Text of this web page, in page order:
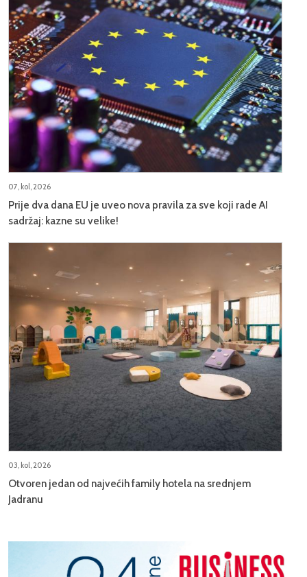
07, kol, 2026
Prije dva dana EU je uveo nova pravila za sve koji rade AI
sadržaj: kazne su velike!
03, kol, 2026
Otvoren jedan od najvećih family hotela na srednjem
Jadranu